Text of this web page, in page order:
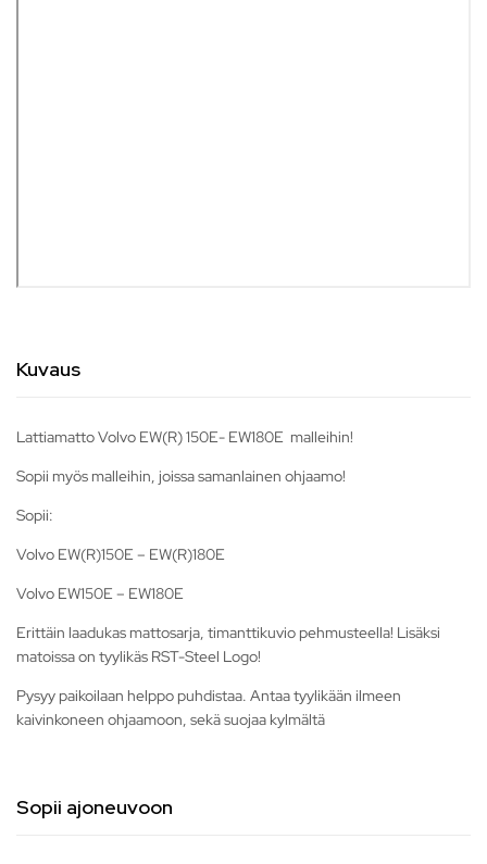
Kuvaus
Lattiamatto Volvo EW(R) 150E- EW180E malleihin!
Sopii myös malleihin, joissa samanlainen ohjaamo!
Sopii:
Volvo EW(R)150E – EW(R)180E
Volvo EW150E – EW180E
Erittäin laadukas mattosarja, timanttikuvio pehmusteella! Lisäksi
matoissa on tyylikäs RST-Steel Logo!
Pysyy paikoilaan helppo puhdistaa. Antaa tyylikään ilmeen
kaivinkoneen ohjaamoon, sekä suojaa kylmältä
Sopii ajoneuvoon